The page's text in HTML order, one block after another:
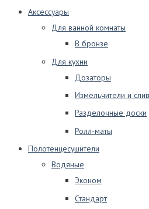
Аксессуары
Для ванной комнаты
В бронзе
Для кухни
Дозаторы
Измельчители и
Разделочные доски
Ролл-маты
Полотенцесушители
Водяные
Эконом
Стандарт